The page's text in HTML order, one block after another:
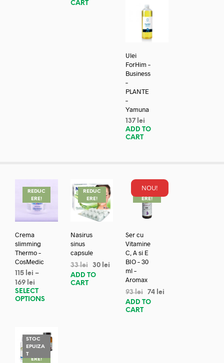
CART
Ulei
ForHim –
Business
–
PLANTE
–
Yamuna
137 lei
ADD TO
CART
REDUC
ERE!
Crema
slimming
Thermo –
CosMedic
115 lei –
169 lei
SELECT
OPTIONS
REDUC
ERE!
Nasirus
sinus
capsule
33lei 30 lei
ADD TO
CART
NOU!
REDUC
ERE!
Ser cu
Vitamine
C, A si E
BIO – 30
ml –
Aromax
93lei 74 lei
ADD TO
CART
STOC
EPUIZA
TREDUC
ERE!